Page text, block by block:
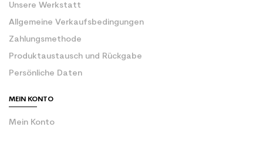
Unsere Werkstatt
Allgemeine Verkaufsbedingungen
Zahlungsmethode
Produktaustausch und Rückgabe
Persönliche Daten
MEIN KONTO
Mein Konto